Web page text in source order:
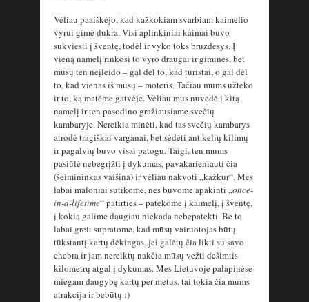
Vėliau paaiškėjo, kad kažkokiam svarbiam kaimelio
vyrui gimė dukra. Visi aplinkiniai kaimai buvo
sukviesti į šventę, todėl ir vyko toks bruzdesys. Į
vieną namelį rinkosi to vyro draugai ir giminės, bet
mūsų ten neįleido – gal dėl to, kad turistai, o gal dėl
to, kad vienas iš mūsų – moteris. Tačiau mums užteko
ir to, ką matėme gatvėje. Vėliau mus nuvedė į kitą
namelį ir ten pasodino gražiausiame svečių
kambaryje. Nereikia minėti, kad tas svečių kambarys
atrodė tragiškai varganai, bet sėdėti ant kelių kilimų
ir pagalvių buvo visai patogu. Taigi, ten mums
pasiūlė nebegrįžti į dykumas, pavakarieniauti čia
(šeimininkas vaišina) ir vėliau nakvoti „kažkur“. Mes
labai maloniai sutikome, nes buvome apakinti „once-
in-a-lifetime“ patirties – patekome į kaimelį, į šventę,
į kokią galime daugiau niekada nebepatekti. Be to
labai greit supratome, kad mūsų vairuotojas būtų
tūkstantį kartų dėkingas, jei galėtų čia likti su savo
chebra ir jam nereiktų nakčia mūsų vežti dešimtis
kilometrų atgal į dykumas. Mes Lietuvoje palapinėse
miegam daugybę kartų per metus, tai tokia čia mums
atrakcija ir bebūtų :)